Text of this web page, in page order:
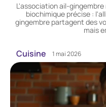
L'association ail-
biochimique précise :
gingembre partagent des
mais
Cuisine 1 mai 2026